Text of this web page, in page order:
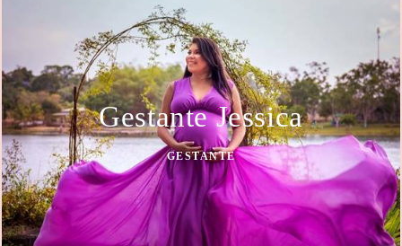
Gestante Jessica
GESTANTE